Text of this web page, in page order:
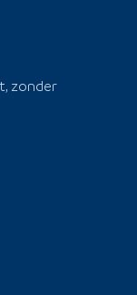
zonder